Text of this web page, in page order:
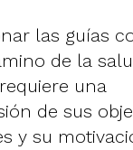
las guías
de la
una
de sus
y su